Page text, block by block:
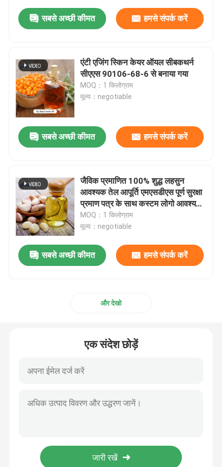
सबसे अच्छी कीमत हमसे संपर्क करें
एंटी एजिंग स्किन केयर ऑयल सीबकथर्न
सीएएस 90106-68-6 से बनाया गया
MOQ：1 किलोग्राम
मूल्य：negotiable
सबसे अच्छी कीमत हमसे संपर्क करें
जैविक प्रमाणित 100% शुद्ध लहसुन
आवश्यक तेल आपूर्ति एमएसडीएस पूर्ण सुरक्षा
प्रमाण पत्र के साथ कस्टम लोगो आवश्यक
तेल
MOQ：1 किलोग्राम
मूल्य：negotiable
सबसे अच्छी कीमत हमसे संपर्क करें
और देखो
एक संदेश छोड़ें